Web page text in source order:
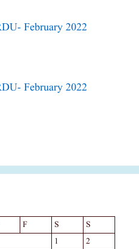
February 2022
February 2022
F S
S
1
2